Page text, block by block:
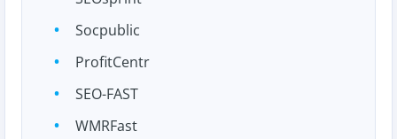
Socpublic
ProfitCentr
SEO-FAST
WMRFast